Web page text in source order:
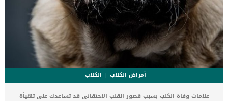
أمراض الكلاب
الكلاب
علامات وفاة الكلب بسبب قصور القلب الاحتقانى قد تساعدك على تهيأة